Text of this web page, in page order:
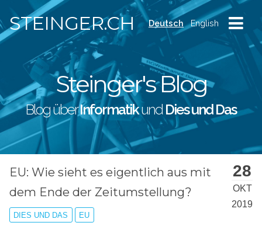
STEINGER.CH Deutsch English
Steinger's Blog
Blog überInformatikundDies und Das
28
OKT
2019
EU: Wie sieht es eigentlich aus mit
dem Ende der Zeitumstellung?
DIES UND DAS EU